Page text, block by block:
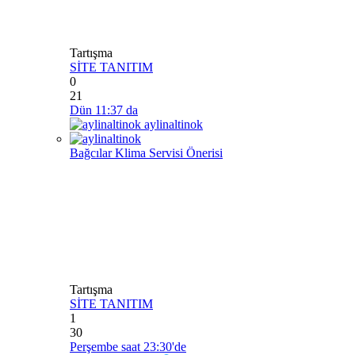
Tartışma
SİTE TANITIM
0
21
Dün 11:37 da
aylinaltinok
Bağcılar Klima Servisi Önerisi
Tartışma
SİTE TANITIM
1
30
Perşembe saat 23:30'de